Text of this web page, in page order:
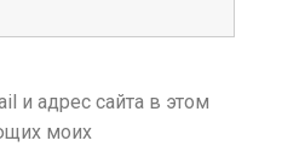
и адрес сайта в этом
моих